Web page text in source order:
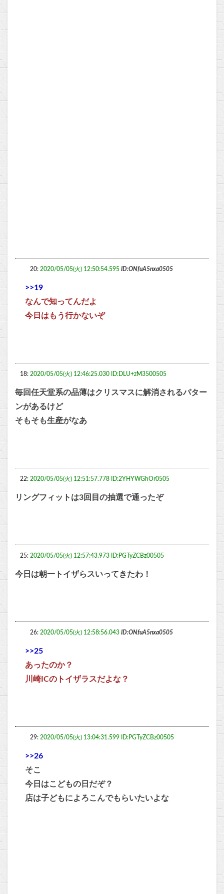
20: 2020/05/05(火) 12:50:54.595 ID:ONfuA5nxa0505
>>19
なんで知ってんだよ
今日はもう行かないぞ
18: 2020/05/05(火) 12:46:25.030 ID:DLU+zM3500505
毎回任天堂系の品薄はクリスマスに解消されるパター
ンがあるけど
そもそも生産がなあ
22: 2020/05/05(火) 12:51:57.778 ID:2YHYWGhOr0505
リングフィットは3回目の抽選で通ったぞ
25: 2020/05/05(火) 12:57:43.973 ID:PGTyZCBz00505
今日は朝一トイザらスいってきたわ！
26: 2020/05/05(火) 12:58:56.043 ID:ONfuA5nxa0505
>>25
あったのか？
川崎ICのトイザラスだよな？
29: 2020/05/05(火) 13:04:31.599 ID:PGTyZCBz00505
>>26
そこ
今日はこどもの日だぞ？
店は子どもによろこんでもらいたいよな